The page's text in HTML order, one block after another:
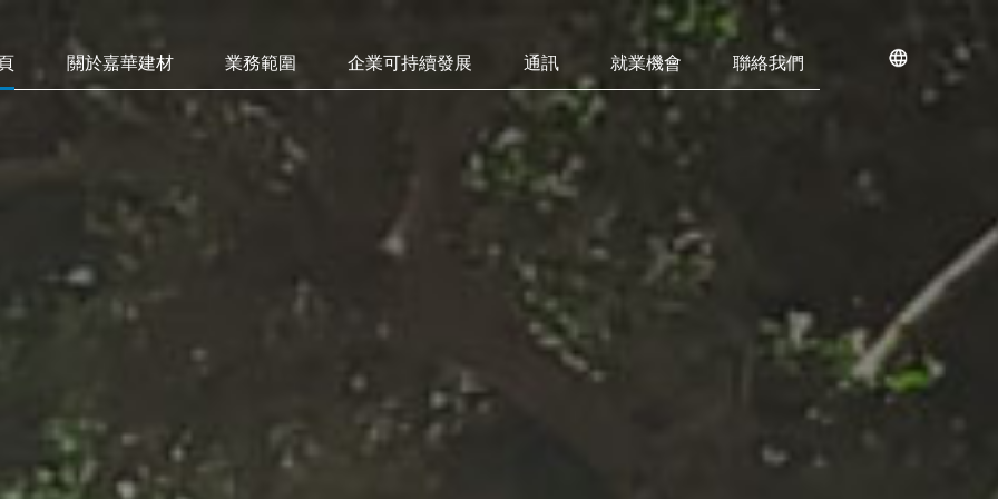
關於嘉華建材 業務範圍 企業可持續發展 通訊 就業機會 聯絡我們